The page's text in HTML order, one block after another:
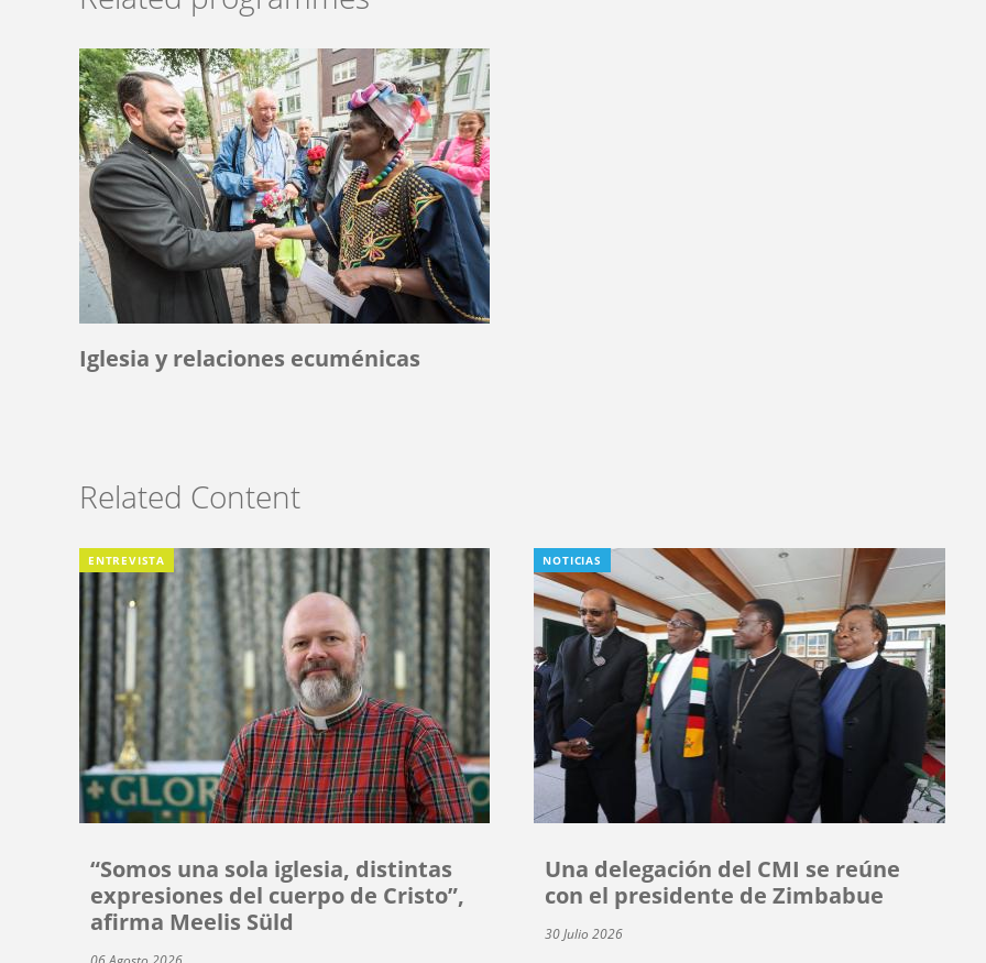
Iglesia y relaciones ecuménicas
Related Content
ENTREVISTA
“Somos una sola iglesia, distintas
expresiones del cuerpo de Cristo”,
afirma Meelis Süld
NOTICIAS
Una delegación del CMI se reúne
con el presidente de Zimbabue
30 Julio 2026